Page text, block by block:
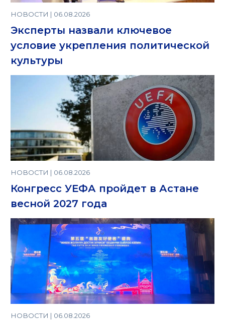
НОВОСТИ | 06.08.2026
Эксперты назвали ключевое
условие укрепления политической
культуры
НОВОСТИ | 06.08.2026
Конгресс УЕФА пройдет в Астане
весной 2027 года
НОВОСТИ | 06.08.2026